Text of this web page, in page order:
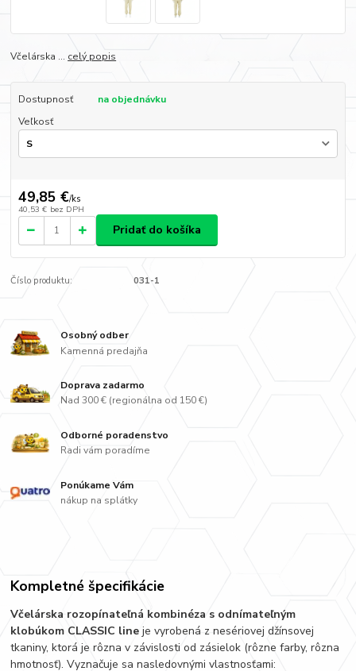
Včelárska ... celý popis
Dostupnosť
na objednávku
Veľkosť
49,85 €/ks
40,53 € bez DPH
Pridať do košíka
Číslo produktu: 031-1
Osobný odber
Kamenná predajňa
Doprava zadarmo
Nad 300 € (regionálna od 150 €)
Odborné poradenstvo
Radi vám poradíme
Ponúkame Vám
nákup na splátky
Kompletné špecifikácie
Včelárska rozopínateľná kombinéza s odnímateľným
klobúkom CLASSIC lineje vyrobená z nesériovej džínsovej
tkaniny, ktorá je rôzna v závislosti od zásielok (rôzne farby, rôzna
hmotnosť). Vyznačuje sa nasledovnými vlastnosťami: